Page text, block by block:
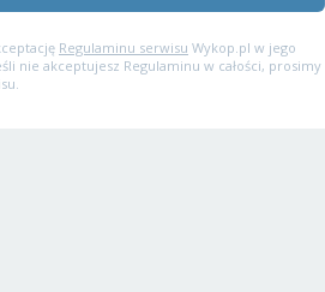
Regulaminu serwisu Wykop.pl w jego
nie akceptujesz Regulaminu w całości, prosimy